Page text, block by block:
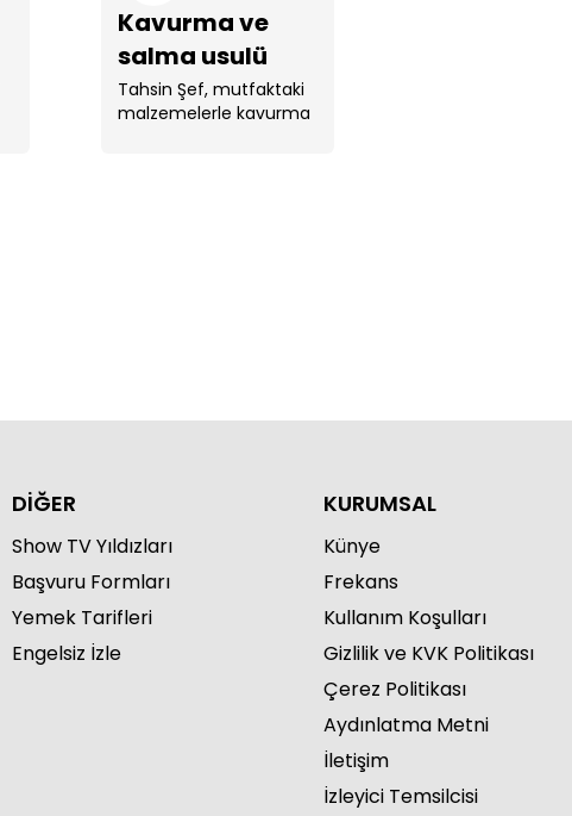
Kavurma ve
salma usulü
pirinç pilavı
tarifi!
Tahsin Şef, mutfaktaki
malzemelerle kavurma
DİĞER
Show TV Yıldızları
Başvuru Formları
Yemek Tarifleri
Engelsiz İzle
KURUMSAL
Künye
Frekans
Kullanım Koşulları
Gizlilik ve KVK Politikası
Çerez Politikası
Aydınlatma Metni
İletişim
İzleyici Temsilcisi